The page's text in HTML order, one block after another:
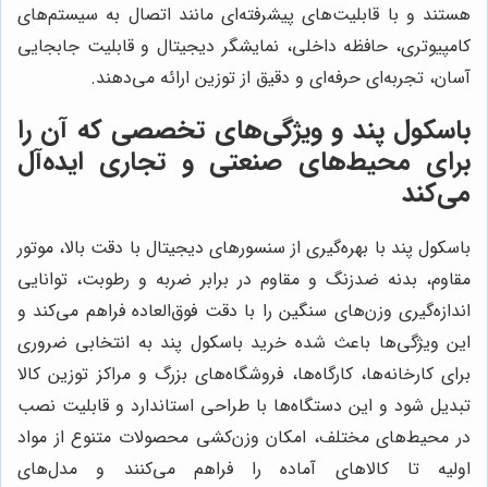
هستند و با قابلیت‌های پیشرفته‌ای مانند اتصال به سیستم‌های
کامپیوتری، حافظه داخلی، نمایشگر دیجیتال و قابلیت جابجایی
آسان، تجربه‌ای حرفه‌ای و دقیق از توزین ارائه می‌دهند.
باسکول پند و ویژگی‌های تخصصی که آن را
برای محیط‌های صنعتی و تجاری ایده‌آل
می‌کند
باسکول پند با بهره‌گیری از سنسورهای دیجیتال با دقت بالا، موتور
مقاوم، بدنه ضدزنگ و مقاوم در برابر ضربه و رطوبت، توانایی
اندازه‌گیری وزن‌های سنگین را با دقت فوق‌العاده فراهم می‌کند و
این ویژگی‌ها باعث شده خرید باسکول پند به انتخابی ضروری
برای کارخانه‌ها، کارگاه‌ها، فروشگاه‌های بزرگ و مراکز توزین کالا
تبدیل شود و این دستگاه‌ها با طراحی استاندارد و قابلیت نصب
در محیط‌های مختلف، امکان وزن‌کشی محصولات متنوع از مواد
اولیه تا کالاهای آماده را فراهم می‌کنند و مدل‌های